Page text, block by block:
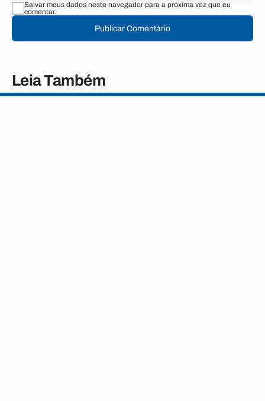
Salvar meus dados neste navegador para a próxima vez que eu
comentar.
Publicar Comentário
Leia Também